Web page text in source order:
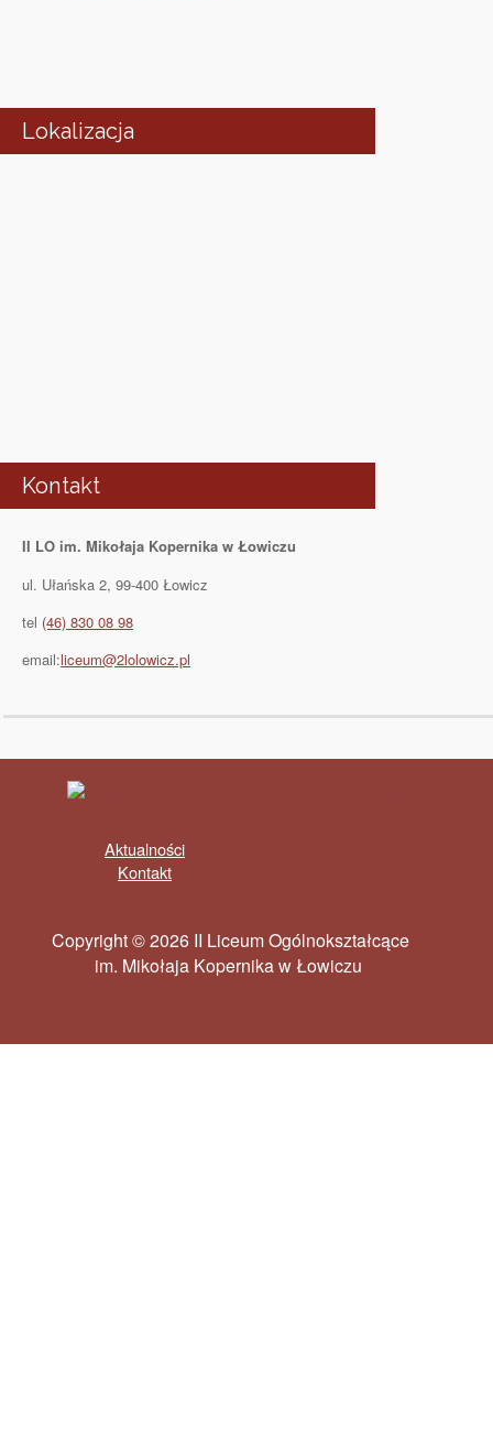
Lokalizacja
Kontakt
II LO im. Mikołaja Kopernika w Łowiczu
ul. Ułańska 2, 99-400 Łowicz
tel (46) 830 08 98
email:liceum@2lolowicz.pl
Aktualności
Kontakt
Copyright © 2026 II Liceum Ogólnokształcące
im. Mikołaja Kopernika w Łowiczu